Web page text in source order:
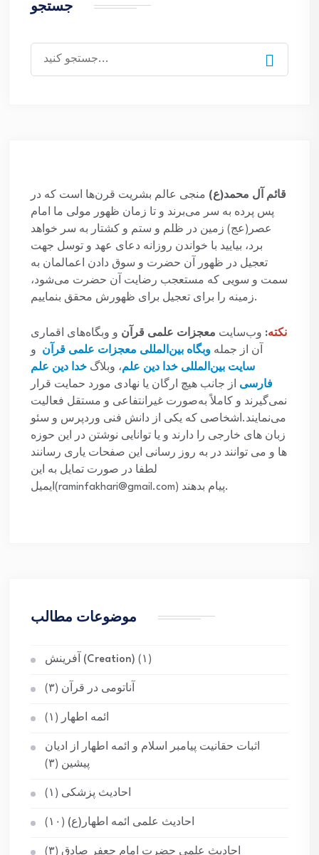
جستجو
قائم آل محمد(ع) منجی عالم بشریت قرن‌ها است که در
پس پرده به سر می‌برند و تا زمان ظهور مولی ما امام
عصر(عج) زمین در ظلم و ستم و کشتار به سر خواهد
برد، بیایید با خواندن روزانه دعای عهد و توسل جهت
تعجیل در ظهور آن حضرت و سوق دادن اعمالمان به
سمت و سویی که مستعجب رضایت آن حضرت می‌شود،
زمینه را برای تعجیل برای ظهورش محقق بنماییم.
نکته: وب‌سایت معجزات علمی قرآن و وبگاه‌های اقماری
آن از جمله وبگاه بین‌المللی معجزات علمی قرآن و
سایت بین‌المللی خدا دین علم، وبلاگ خدا دین علم
فارسی از جانب هیچ ارگان یا نهادی مورد حمایت قرار
نمی‌گیرند و کاملاً به‌صورت غیرانتفاعی و مستقل فعالیت
می‌نمایند.اشخاصی که یکی از دانش فنی وردپرس و سئو
زبان های خارجی را دارند و یا توانایی نوشتن در این حوزه
ها و می توانند در به روز رسانی این صفحات یاری رسانند
لطفا در صورت تمایل به این
ایمیل(raminfakhari@gmail.com) پیام بدهند.
موضوعات مطالب
آفرینش (Creation) (۱)
آناتومی در قرآن (۳)
ائمه اطهار (۱)
اثبات حقانیت پیامبر اسلام و ائمه اطهار از ادیان
پیشین (۳)
احادیث پزشکی (۱)
احادیث علمی ائمه اطهار(ع) (۱۰)
احادیث علمی حضرت امام جعفر صادق (۳)